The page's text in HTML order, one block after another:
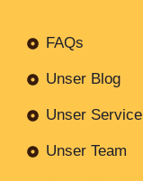
FAQs
Unser Blog
Unser Service
Unser Team